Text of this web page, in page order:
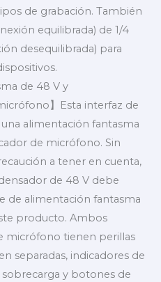
de grabación. También
equilibrada) de 1/4
desequilibrada) para
de 48 V y
】Esta interfaz de
alimentación fantasma
de micrófono. Sin
a tener en cuenta,
de 48 V debe
de alimentación fantasma
producto. Ambos
micrófono tienen perillas
separadas, indicadores de
sobrecarga y botones de